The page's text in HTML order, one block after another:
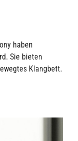
haben
Sie bieten
Klangbett.